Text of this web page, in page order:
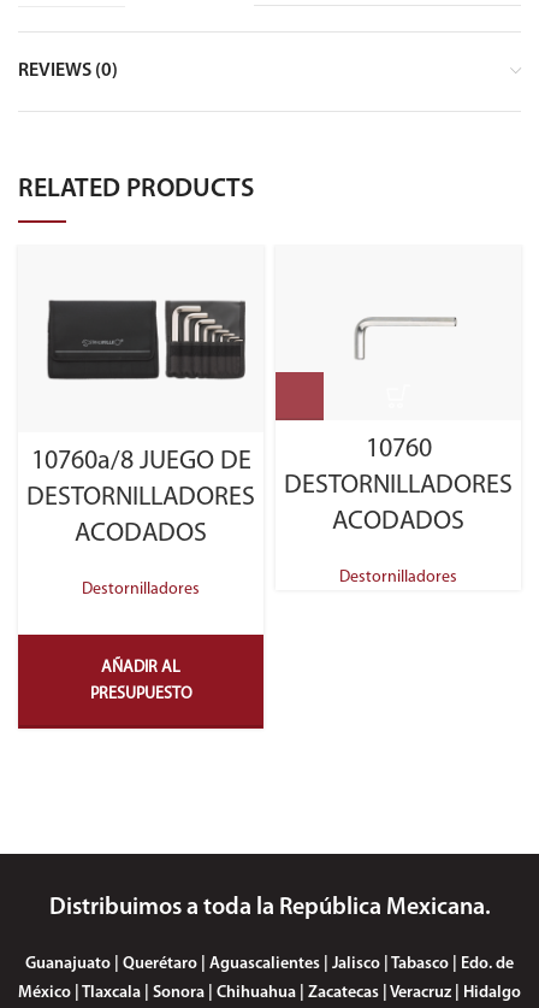
REVIEWS (0)
RELATED PRODUCTS
10760a/8 JUEGO DE
DESTORNILLADORES
ACODADOS
Destornilladores
AÑADIR AL
PRESUPUESTO
10760
DESTORNILLADORES
ACODADOS
Destornilladores
Distribuimos a toda la República Mexicana.
Guanajuato | Querétaro | Aguascalientes | Jalisco | Tabasco | Edo. de
México | Tlaxcala | Sonora | Chihuahua | Zacatecas | Veracruz | Hidalgo